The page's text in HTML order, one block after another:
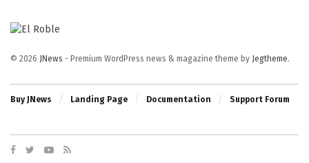
© 2026 JNews - Premium WordPress news & magazine theme by Jegtheme.
Buy JNews Landing Page Documentation Support Forum